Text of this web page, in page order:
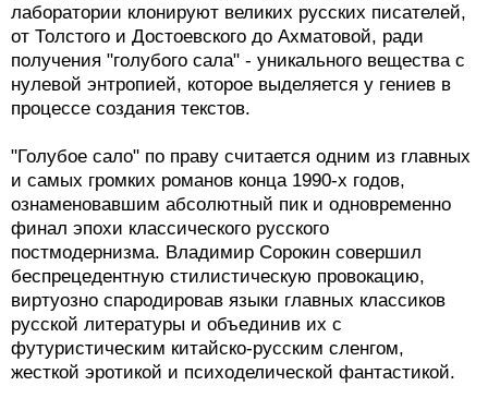
лаборатории клонируют великих русских писателей,
от Толстого и Достоевского до Ахматовой, ради
получения "голубого сала" - уникального вещества с
нулевой энтропией, которое выделяется у гениев в
процессе создания текстов.
"Голубое сало" по праву считается одним из главных
и самых громких романов конца 1990-х годов,
ознаменовавшим абсолютный пик и одновременно
финал эпохи классического русского
постмодернизма. Владимир Сорокин совершил
беспрецедентную стилистическую провокацию,
виртуозно спародировав языки главных классиков
русской литературы и объединив их с
футуристическим китайско-русским сленгом,
жесткой эротикой и психоделической фантастикой.